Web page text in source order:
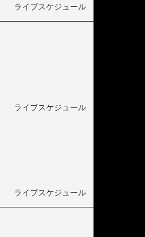
ライブスケジュール
ライブスケジュール
ライブスケジュール